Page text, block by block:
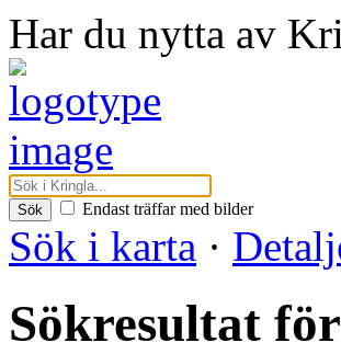
Har du nytta av
Sök Endast träffar med bilder
Sök i karta ·
Sökresultat